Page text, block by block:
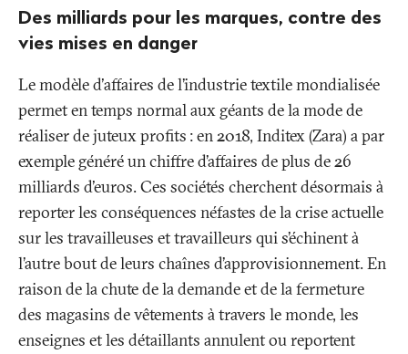
Des milliards pour les marques, contre des
vies mises en danger
Le modèle d'affaires de l’industrie textile mondialisée
permet en temps normal aux géants de la mode de
réaliser de juteux profits : en 2018, Inditex (Zara) a par
exemple généré un chiffre d’affaires de plus de 26
milliards d'euros. Ces sociétés cherchent désormais à
reporter les conséquences néfastes de la crise actuelle
sur les travailleuses et travailleurs qui s’échinent à
l’autre bout de leurs chaînes d’approvisionnement. En
raison de la chute de la demande et de la fermeture
des magasins de vêtements à travers le monde, les
enseignes et les détaillants annulent ou reportent